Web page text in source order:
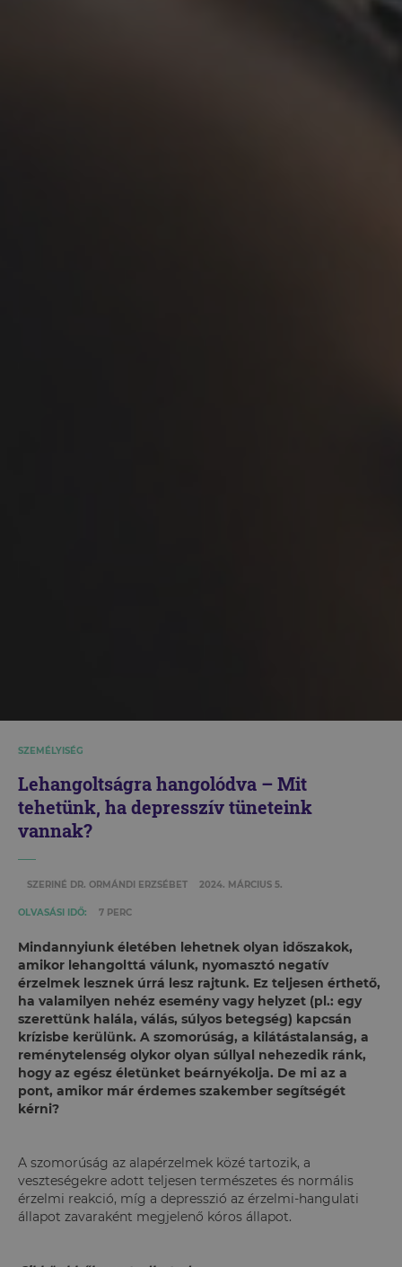
SZEMÉLYISÉG
Lehangoltságra hangolódva – Mit
tehetünk, ha depresszív tüneteink
vannak?
SZERINÉ DR. ORMÁNDI ERZSÉBET 2024. MÁRCIUS 5.
OLVASÁSI IDŐ: 7 PERC
Mindannyiunk életében lehetnek olyan időszakok,
amikor lehangolttá válunk, nyomasztó negatív
érzelmek lesznek úrrá lesz rajtunk. Ez teljesen érthető,
ha valamilyen nehéz esemény vagy helyzet (pl.: egy
szerettünk halála, válás, súlyos betegség) kapcsán
krízisbe kerülünk. A szomorúság, a kilátástalanság, a
reménytelenség olykor olyan súllyal nehezedik ránk,
hogy az egész életünket beárnyékolja. De mi az a
pont, amikor már érdemes szakember segítségét
kérni?
A szomorúság az alapérzelmek közé tartozik, a
veszteségekre adott teljesen természetes és normális
érzelmi reakció, míg a depresszió az érzelmi-hangulati
állapot zavaraként megjelenő kóros állapot.